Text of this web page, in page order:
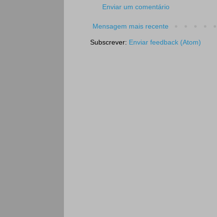
Enviar um comentário
Mensagem mais recente
Subscrever: Enviar feedback (Atom)